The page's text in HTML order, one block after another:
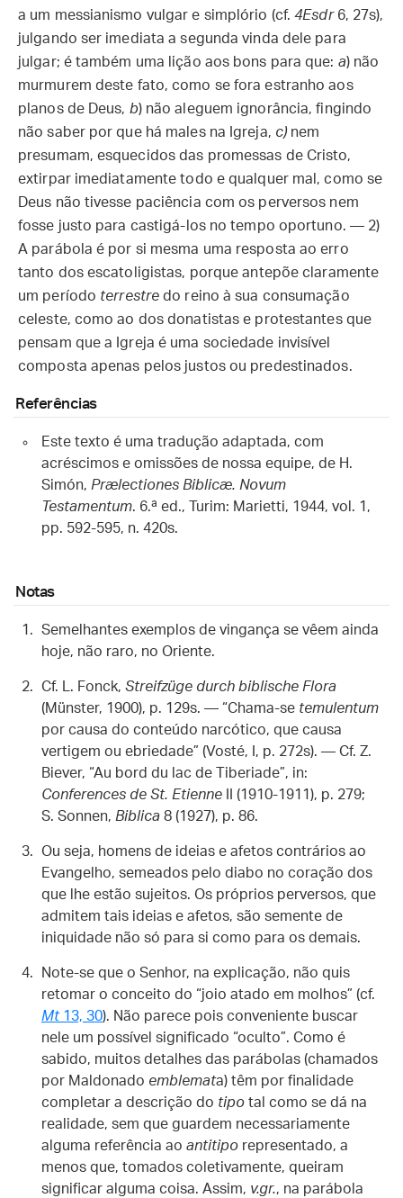
a um messianismo vulgar e simplório (cf.4Esdr6, 27s),
julgando ser imediata a segunda vinda dele para
julgar; é também uma lição aos bons para que: a) não
murmurem deste fato, como se fora estranho aos
planos de Deus, b) não aleguem ignorância, fingindo
não saber por que há males na Igreja, c) nem
presumam, esquecidos das promessas de Cristo,
extirpar imediatamente todo e qualquer mal, como se
Deus não tivesse paciência com os perversos nem
fosse justo para castigá-los no tempo oportuno. — 2)
A parábola é por si mesma uma resposta ao erro
tanto dos escatoligistas, porque antepõe claramente
um período terrestre do reino à sua consumação
celeste, como ao dos donatistas e protestantes que
pensam que a Igreja é uma sociedade invisível
composta apenas pelos justos ou predestinados.
Referências
Este texto é uma tradução adaptada, com
acréscimos e omissões de nossa equipe, de H.
Simón, Prælectiones Biblicæ. Novum
Testamentum. 6.ª ed., Turim: Marietti, 1944, vol. 1,
pp. 592-595, n. 420s.
Notas
Semelhantes exemplos de vingança se vêem ainda
hoje, não raro, no Oriente.
Cf. L. Fonck, Streifzüge durch biblische Flora
(Münster, 1900), p. 129s. — “Chama-se temulentum
por causa do conteúdo narcótico, que causa
vertigem ou ebriedade” (Vosté, I, p. 272s). — Cf. Z.
Biever, “Au bord du lac de Tiberiade”, in:
Conferences de St. Etienne II (1910-1911), p. 279;
S. Sonnen, Biblica 8 (1927), p. 86.
Ou seja, homens de ideias e afetos contrários ao
Evangelho, semeados pelo diabo no coração dos
que lhe estão sujeitos. Os próprios perversos, que
admitem tais ideias e afetos, são semente de
iniquidade não só para si como para os demais.
Note-se que o Senhor, na explicação, não quis
retomar o conceito do “joio atado em molhos” (cf.
Mt13, 30). Não parece pois conveniente buscar
nele um possível significado “oculto”. Como é
sabido, muitos detalhes das parábolas (chamados
por Maldonado emblemata) têm por finalidade
completar a descrição do tipo tal como se dá na
realidade, sem que guardem necessariamente
alguma referência ao antitipo representado, a
menos que, tomados coletivamente, queiram
significar alguma coisa. Assim, v.gr., na parábola